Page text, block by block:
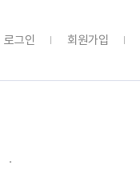
로그인 회원가입
·